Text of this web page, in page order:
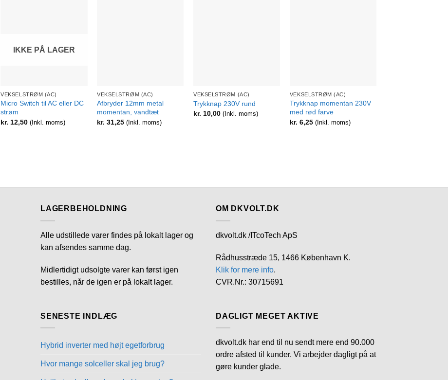
IKKE PÅ LAGER
VEKSELSTRØM (AC)
Micro Switch til AC eller DC
strøm
kr. 12,50 (Inkl. moms)
VEKSELSTRØM (AC)
Afbryder 12mm metal
momentan, vandtæt
kr. 31,25 (Inkl. moms)
VEKSELSTRØM (AC)
Trykknap 230V rund
kr. 10,00 (Inkl. moms)
VEKSELSTRØM (AC)
Trykknap momentan 230V
med rød farve
kr. 6,25(Inkl. moms)
LAGERBEHOLDNING
Alle udstillede varer findes på lokalt lager og
kan afsendes samme dag.
Midlertidigt udsolgte varer kan først igen
bestilles, når de igen er på lokalt lager.
OM DKVOLT.DK
dkvolt.dk /ITcoTech ApS
Rådhusstræde 15, 1466 København K.
Klik for mere info.
CVR.Nr.: 30715691
SENESTE INDLÆG
Hybrid inverter med højt egetforbrug
Hvor mange solceller skal jeg brug?
DAGLIGT MEGET AKTIVE
dkvolt.dk har end til nu sendt mere end 90.000
ordre afsted til kunder. Vi arbejder dagligt på at
gøre kunder glade.